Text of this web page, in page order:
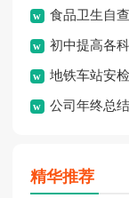
食品卫生自
初中提高各
2526字]
地铁车站安
公司年终总
精华推荐